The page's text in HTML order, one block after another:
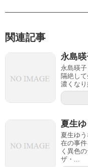
関連記事
永島暎
永島暎
隔絶し
濃くな
夏生ゆ
夏生ゆ
在の事
く異色
ザ・...